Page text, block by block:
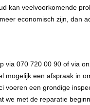
kan veelvoorkomende
economisch zijn, dan
via 070 720 00 90 of via
mogelijk een afspraak in
voeren een grondige
we met de reparatie